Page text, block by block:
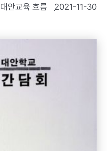
2021-11-30
대안교육 흐름